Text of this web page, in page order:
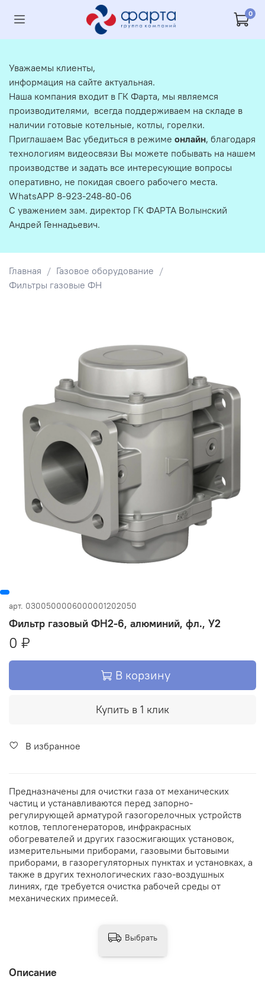
0
Главная
Газовое оборудование
Фильтры газовые ФН
арт. 0300500006000001202050
Фильтр газовый ФН2-6, алюминий, фл., У2
0 ₽
В корзину
Купить в 1 клик
В избранное
Предназначены для очистки газа от механических
частиц и устанавливаются перед запорно-
регулирующей арматурой газогорелочных устройств
котлов, теплогенераторов, инфракрасных
обогревателей и других газосжигающих установок,
измерительными приборами, газовыми бытовыми
приборами, в газорегуляторных пунктах и установках, а
также в других технологических газо-воздушных
линиях, где требуется очистка рабочей среды от
механических примесей.
Описание
Выбрать
Уважаемы клиенты,
информация на сайте актуальная.
Наша компания входит в ГК Фарта, мы являемся
производителями, всегда поддерживаем на складе в
наличии готовые котельные, котлы, горелки.
Приглашаем Вас убедиться в режиме онлайн, благодаря
технологиям видеосвязи Вы можете побывать на нашем
производстве и задать все интересующие вопросы
оперативно, не покидая своего рабочего места.
WhatsAPP 8-923-248-80-06
С уважением зам. директор ГК ФАРТА Волынский
Андрей Геннадьевич.